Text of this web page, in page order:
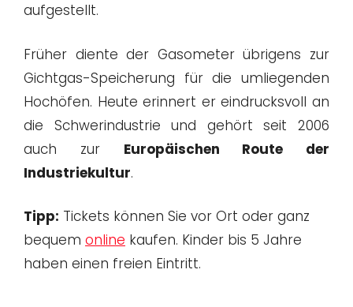
aufgestellt.
Früher diente der Gasometer übrigens zur
Gichtgas-Speicherung für die umliegenden
Hochöfen. Heute erinnert er eindrucksvoll an
die Schwerindustrie und gehört seit 2006
auch zur Europäischen Route der
Industriekultur.
Tipp: Tickets können Sie vor Ort oder ganz
bequem online kaufen. Kinder bis 5 Jahre
haben einen freien Eintritt.